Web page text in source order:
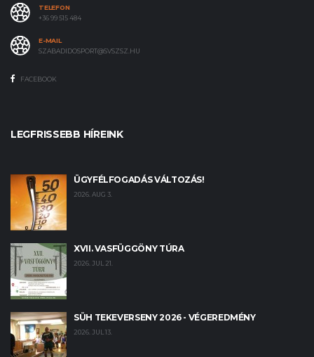
TELEFON
+36 99 515 484
E-MAIL
SZABADIDOSPORT@SVSZSZ.HU
FACEBOOK
LEGFRISSEBB HÍREINK
ÜGYFÉLFOGADÁS VÁLTOZÁS!
2026. AUG 3.
XVII. VASFÜGGÖNY TÚRA
2026. JUL 21.
SÜH TEKEVERSENY 2026 - VÉGEREDMÉNY
2026. JUL 13.